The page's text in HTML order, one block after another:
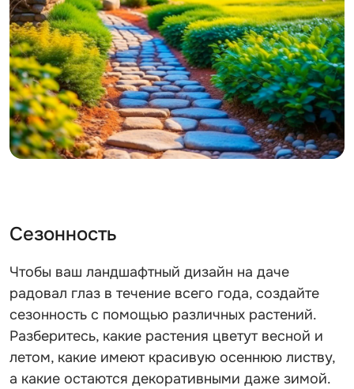
Сезонность
Чтобы ваш ландшафтный дизайн на даче
радовал глаз в течение всего года, создайте
сезонность с помощью различных растений.
Разберитесь, какие растения цветут весной и
летом, какие имеют красивую осеннюю листву,
а какие остаются декоративными даже зимой.